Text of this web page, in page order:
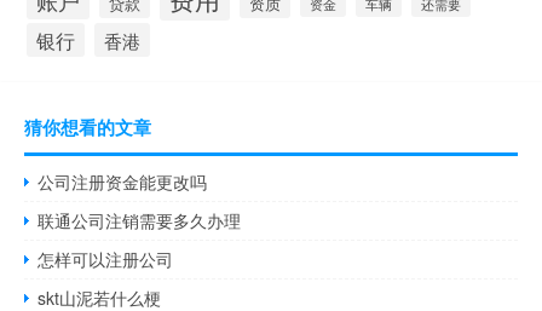
银行 香港
猜你想看的文章
公司注册资金能更改吗
联通公司注销需要多久办理
怎样可以注册公司
skt山泥若什么梗